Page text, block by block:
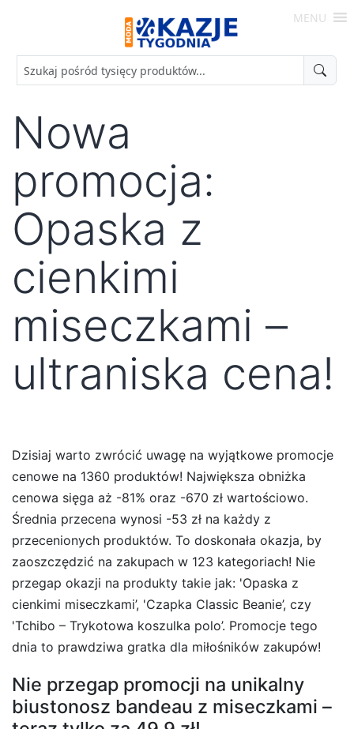
Moda
-
Okazje
MENU
Nowa
promocja:
Opaska z
cienkimi
miseczkami –
ultraniska cena!
Dzisiaj warto zwrócić uwagę na wyjątkowe promocje
cenowe na 1360 produktów! Największa obniżka
cenowa sięga aż -81% oraz -670 zł wartościowo.
Średnia przecena wynosi -53 zł na każdy z
przecenionych produktów. To doskonała okazja, by
zaoszczędzić na zakupach w 123 kategoriach! Nie
przegap okazji na produkty takie jak: 'Opaska z
cienkimi miseczkami’, 'Czapka Classic Beanie’, czy
'Tchibo – Trykotowa koszulka polo’. Promocje tego
dnia to prawdziwa gratka dla miłośników zakupów!
Nie przegap promocji na unikalny
biustonosz bandeau z miseczkami –